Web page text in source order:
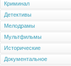
Криминал
Детективы
Мелодрамы
Мультфильмы
Исторические
Документальное